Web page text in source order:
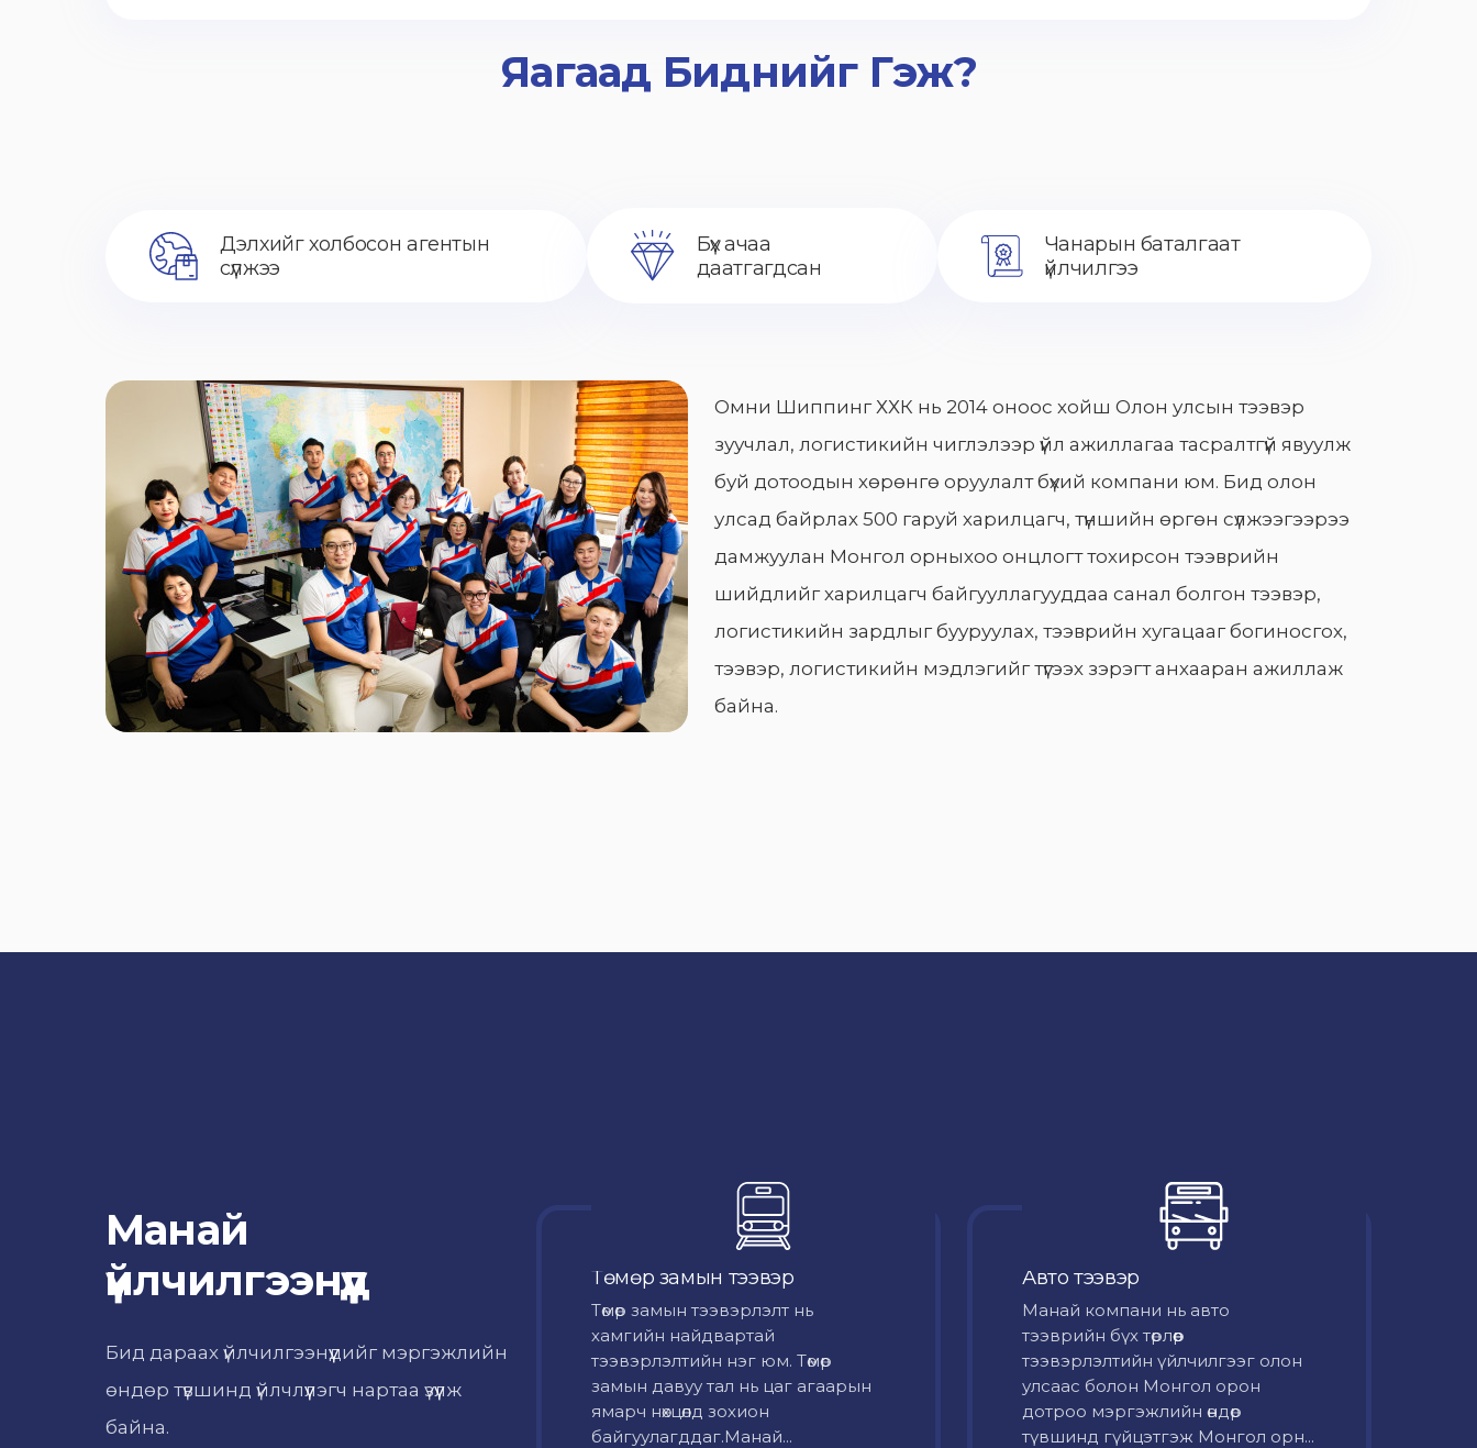
Яагаад Биднийг Гэж?
Дэлхийг холбосон агентын
сүлжээ
Бүх ачаа
даатгагдсан
Чанарын баталгаат
үйлчилгээ
Омни Шиппинг ХХК нь 2014 оноос хойш Олон улсын тээвэр
зуучлал, логистикийн чиглэлээр үйл ажиллагаа тасралтгүй явуулж
буй дотоодын хөрөнгө оруулалт бүхий компани юм. Бид олон
улсад байрлах 500 гаруй харилцагч, түншийн өргөн сүлжээгээрээ
дамжуулан Монгол орныхоо онцлогт тохирсон тээврийн
шийдлийг харилцагч байгууллагууддаа санал болгон тээвэр,
логистикийн зардлыг бууруулах, тээврийн хугацааг богиносгох,
тээвэр, логистикийн мэдлэгийг түгээх зэрэгт анхааран ажиллаж
байна.
Манай
үйлчилгээнүүд
Бид дараах үйлчилгээнүүдийг мэргэжлийн
өндөр түвшинд үйлчлүүлэгч нартаа үзүүлж
байна.
Төмөр замын тээвэр
Төмөр замын тээвэрлэлт нь
хамгийн найдвартай
тээвэрлэлтийн нэг юм. Төмөр
замын давуу тал нь цаг агаарын
ямарч нөхцөлд зохион
байгуулагддаг.Манай...
Авто тээвэр
Mанай компани нь авто
тээврийн бүх төрлөөр
тээвэрлэлтийн үйлчилгээг олон
улсаас болон Монгол орон
дотроо мэргэжлийн өндөр
түвшинд гүйцэтгэж Монгол орн...